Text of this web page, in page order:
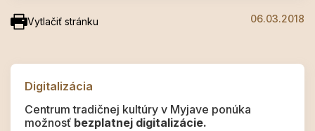
Vytlačiť stránku 06.03.2018
Digitalizácia
Centrum tradičnej kultúry v Myjave ponúka
možnosť bezplatnej digitalizácie.